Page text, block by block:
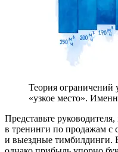
Теория ограничений
«узкое место».
Представьте
в тренинги по продажам с
и выездные тимбилдинги.